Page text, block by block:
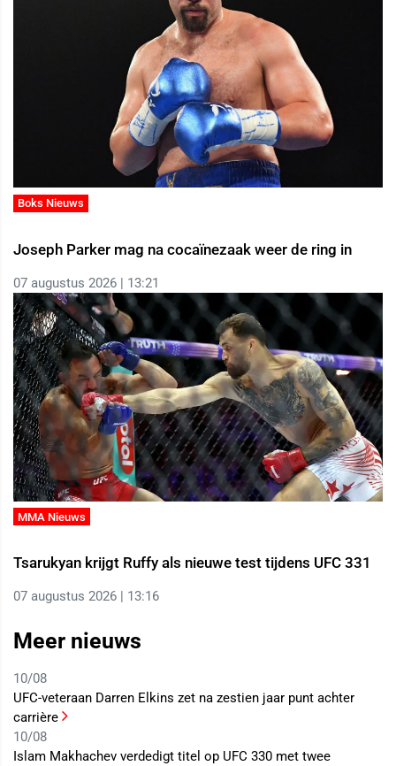
Boks Nieuws
Joseph Parker mag na cocaïnezaak weer de ring in
07 augustus 2026 | 13:21
MMA Nieuws
Tsarukyan krijgt Ruffy als nieuwe test tijdens UFC 331
07 augustus 2026 | 13:16
Meer nieuws
10/08
UFC-veteraan Darren Elkins zet na zestien jaar punt achter
carrière
10/08
Islam Makhachev verdedigt titel op UFC 330 met twee